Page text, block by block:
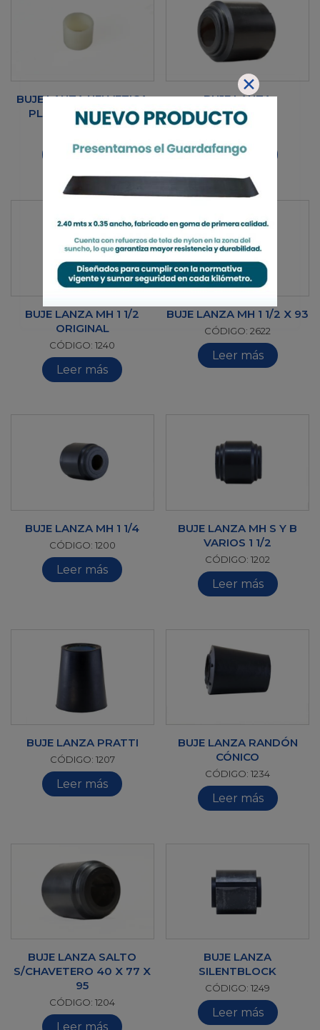
BUJE LANZA HELVETICA
PLASTICO X 38 MM
Leer más
BUJE LANZA
MALDONADO
Leer más
BUJE LANZA MH 1 1/2
ORIGINAL
CÓDIGO: 1240
Leer más
BUJE LANZA MH 1 1/2 X 93
CÓDIGO: 2622
Leer más
BUJE LANZA MH 1 1/4
CÓDIGO: 1200
Leer más
BUJE LANZA MH S Y B
VARIOS 1 1/2
CÓDIGO: 1202
Leer más
BUJE LANZA PRATTI
CÓDIGO: 1207
Leer más
BUJE LANZA RANDÓN
CÓNICO
CÓDIGO: 1234
Leer más
BUJE LANZA SALTO
S/CHAVETERO 40 X 77 X
95
CÓDIGO: 1204
Leer más
BUJE LANZA
SILENTBLOCK
CÓDIGO: 1249
Leer más
✕